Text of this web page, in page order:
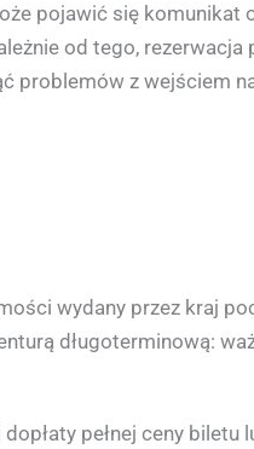
pojawić się komunikat
od tego,
problemów z wejściem
wydany przez kraj
długoterminową:
pełnej ceny biletu